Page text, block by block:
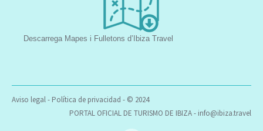
Descarrega Mapes i Fulletons d’Ibiza Travel
Aviso legal- Política de privacidad - © 2024
PORTAL OFICIAL DE TURISMO DE IBIZA - info@ibiza.travel